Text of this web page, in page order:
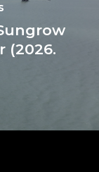
(2026.